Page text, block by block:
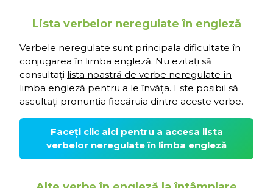
Lista verbelor neregulate în engleză
Verbele neregulate sunt principala dificultate în
conjugarea în limba engleză. Nu ezitați să
consultați lista noastră de verbe neregulate în
limba engleză pentru a le învăța. Este posibil să
ascultați pronunția fiecăruia dintre aceste verbe.
Faceți clic aici pentru a accesa lista
verbelor neregulate în limba engleză